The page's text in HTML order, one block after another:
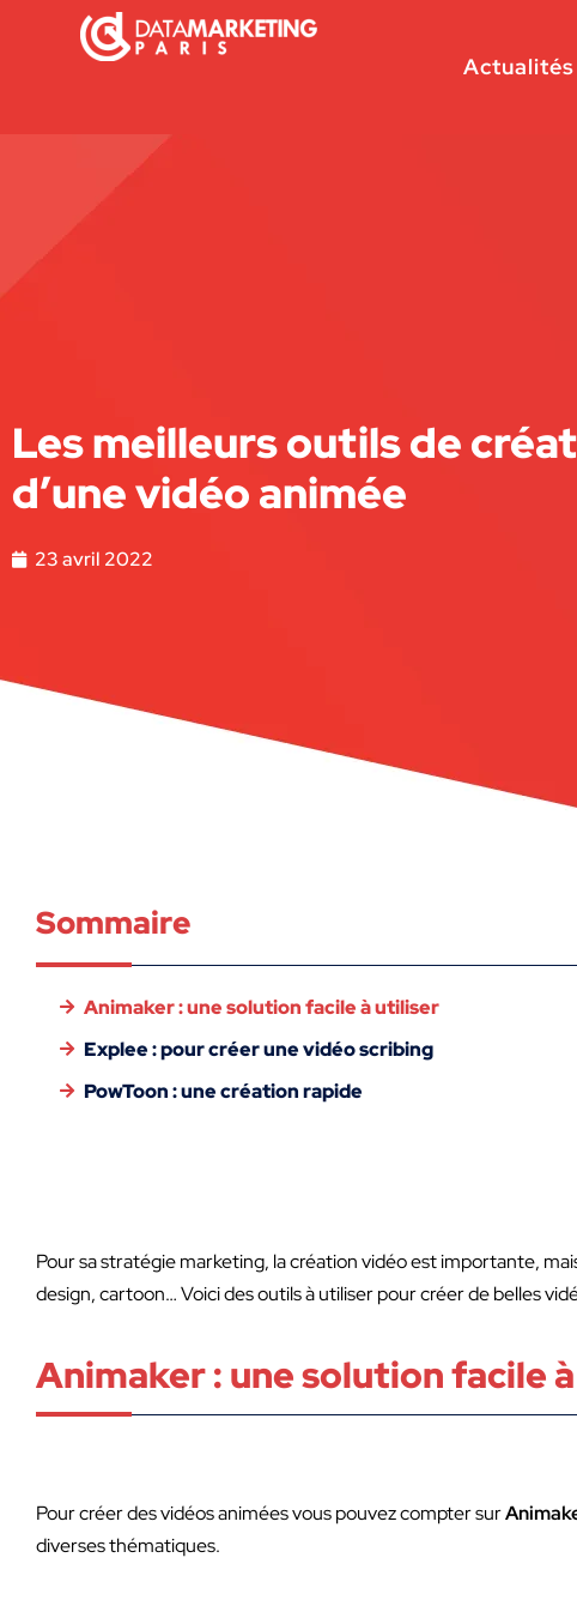
Actualités
Les meilleurs outils de
d’une vidéo animée
23 avril 2022
Sommaire
Animaker : une solution facile à utiliser
Explee : pour créer une vidéo scribing
PowToon : une création rapide
Pour sa stratégie marketing, la création vidéo est importante,
design, cartoon… Voici des outils à utiliser pour créer de belles
Animaker : une solution facile
Pour créer des vidéos animées vous pouvez compter sur
diverses thématiques.